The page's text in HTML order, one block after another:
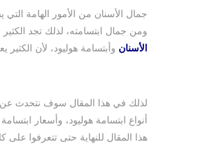
جمال الأسنان من الأمور الهامة
ومن جمال ابتسامته، لذلك تجد
الأسنان وأبتسامة هوليود، لأن الكثير
لذلك في هذا المقال سوف نتحدث عن
أنواع ابتسامة هوليود، وأسعار
هذا المقال للنهاية حتى تتعرفوا على